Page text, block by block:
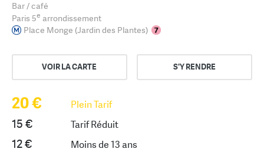
Bar / café
Paris 5e arrondissement
Place Monge (Jardin des Plantes)
VOIR LA CARTE S'Y RENDRE
20 € Plein Tarif
15 € Tarif Réduit
12 € Moins de 13 ans